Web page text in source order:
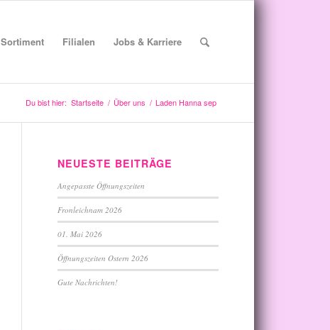
Sortiment Filialen Jobs & Karriere
Du bist hier: Startseite / Über uns / Laden Hanna sep
NEUESTE BEITRÄGE
Angepasste Öffnungszeiten
Fronleichnam 2026
01. Mai 2026
Öffnungszeiten Ostern 2026
Gute Nachrichten!